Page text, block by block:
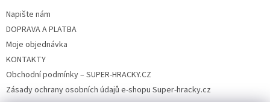
Napište nám
DOPRAVA A PLATBA
Moje objednávka
KONTAKTY
Obchodní podmínky – SUPER-HRACKY.CZ
Zásady ochrany osobních údajů e-shopu Super-hracky.cz